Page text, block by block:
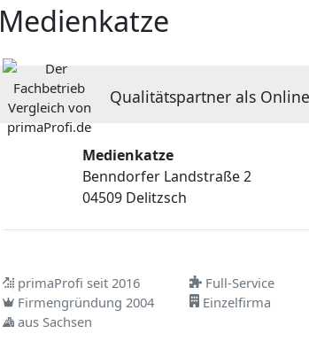
Medienkatze
Qualitätspartner als
Medienkatze
Benndorfer Landstraße 2
04509 Delitzsch
primaProfi seit 2016 Full-Service
Firmengründung 2004
Einzelfirma
aus Sachsen